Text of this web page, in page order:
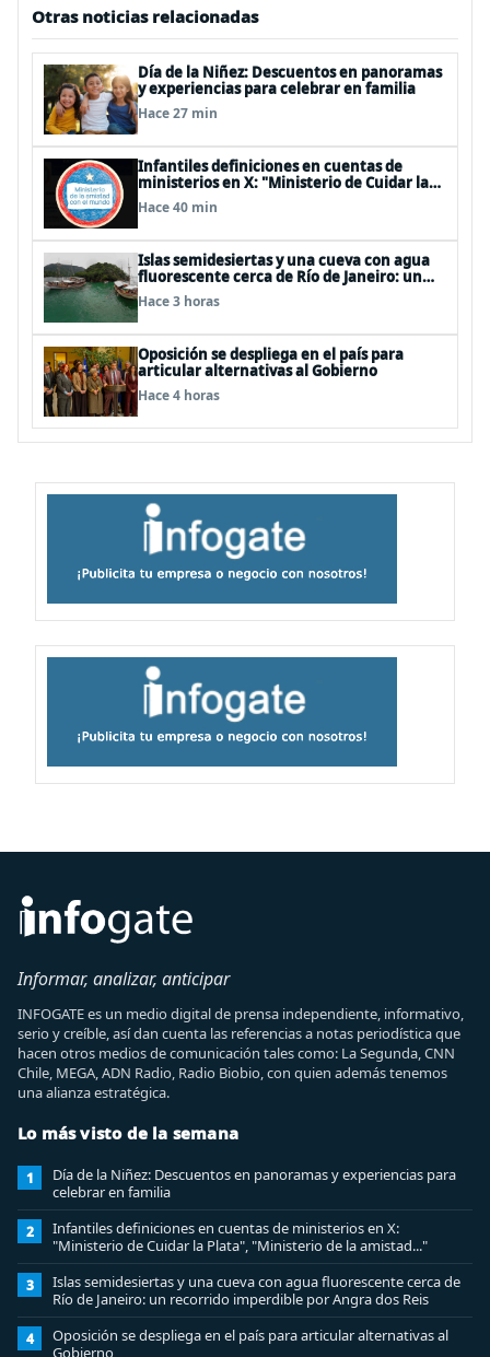
Otras noticias relacionadas
Día de la Niñez: Descuentos en panoramas
y experiencias para celebrar en familia
Hace 27 min
Infantiles definiciones en cuentas de
ministerios en X: "Ministerio de Cuidar la
Plata", "Ministerio de la amistad..."
Hace 40 min
Islas semidesiertas y una cueva con agua
fluorescente cerca de Río de Janeiro: un
recorrido imperdible por Angra dos Reis
Hace 3 horas
Oposición se despliega en el país para
articular alternativas al Gobierno
Hace 4 horas
Informar, analizar, anticipar
INFOGATE es un medio digital de prensa independiente, informativo,
serio y creíble, así dan cuenta las referencias a notas periodística que
hacen otros medios de comunicación tales como: La Segunda, CNN
Chile, MEGA, ADN Radio, Radio Biobio, con quien además tenemos
una alianza estratégica.
Lo más visto de la semana
1
Día de la Niñez: Descuentos en panoramas y experiencias para
celebrar en familia
2
Infantiles definiciones en cuentas de ministerios en X:
"Ministerio de Cuidar la Plata", "Ministerio de la amistad..."
3
Islas semidesiertas y una cueva con agua fluorescente cerca de
Río de Janeiro: un recorrido imperdible por Angra dos Reis
4
Oposición se despliega en el país para articular alternativas al
Gobierno